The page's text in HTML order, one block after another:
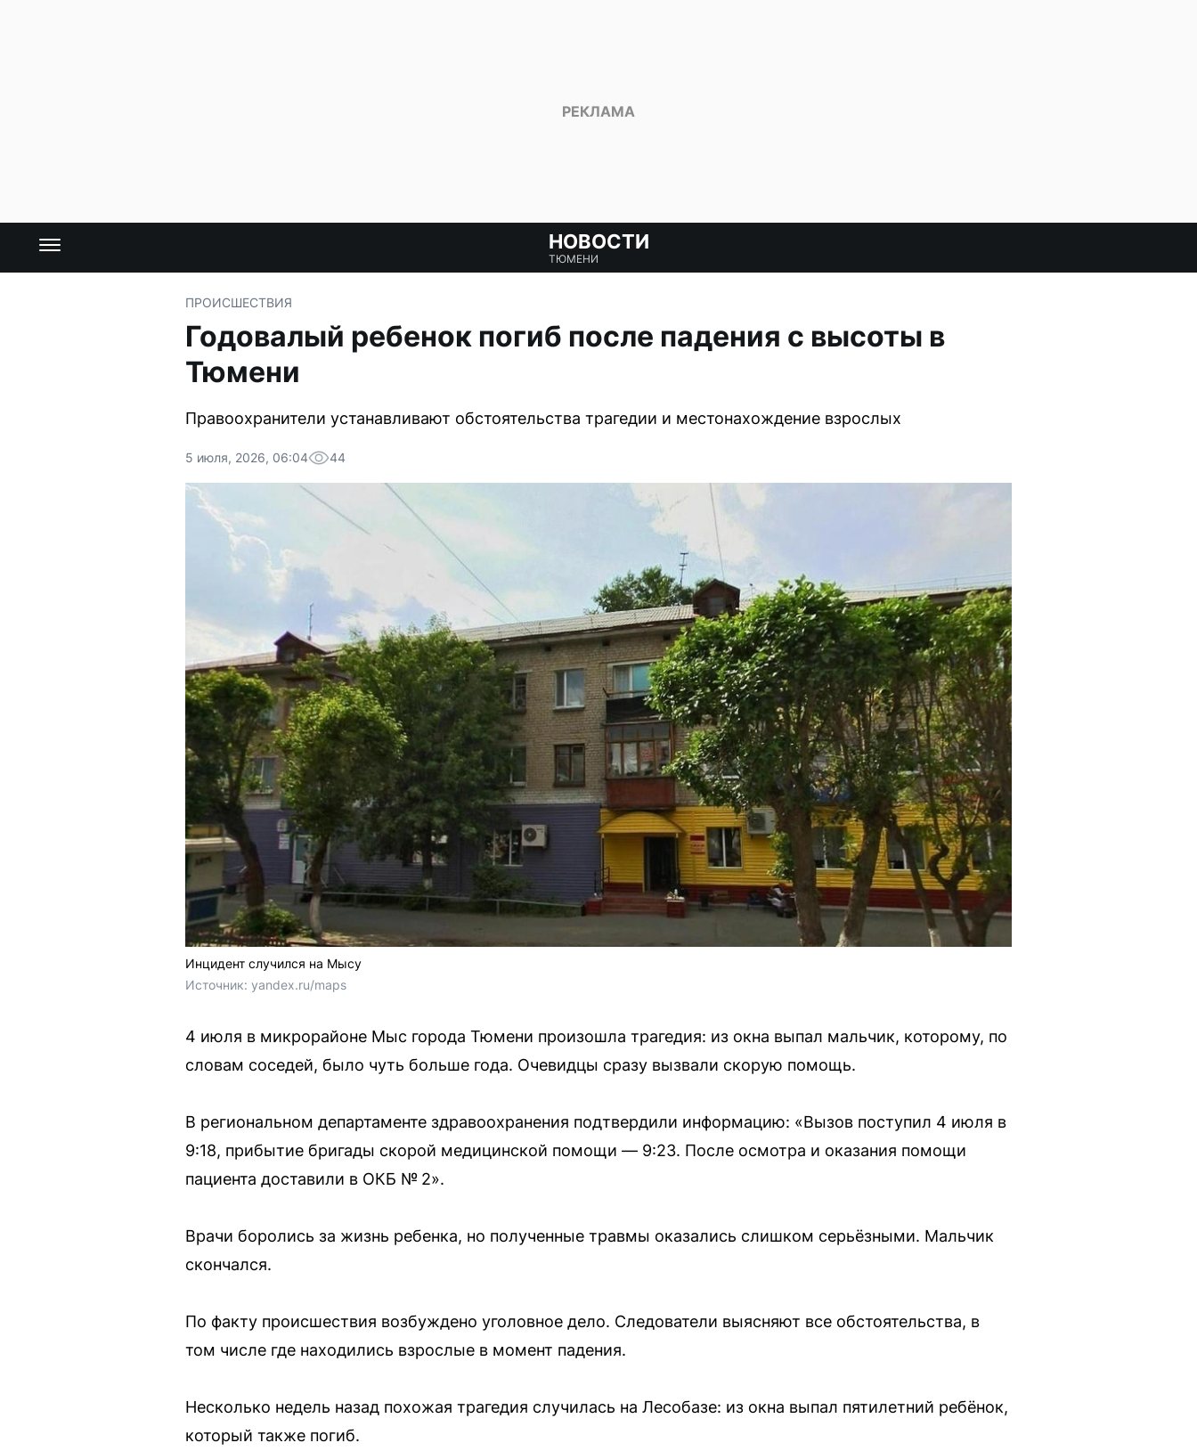
НОВОСТИ
ТЮМЕНИ
ПРОИСШЕСТВИЯ
Годовалый ребенок погиб после падения с высоты в
Тюмени
Правоохранители устанавливают обстоятельства трагедии и местонахождение взрослых
5 июля, 2026, 06:04 44
Инцидент случился на Мысу
Источник: yandex.ru/maps
4 июля в микрорайоне Мыс города Тюмени произошла трагедия: из окна выпал мальчик, которому, по
словам соседей, было чуть больше года. Очевидцы сразу вызвали скорую помощь.
В региональном департаменте здравоохранения подтвердили информацию: «Вызов поступил 4 июля в
9:18, прибытие бригады скорой медицинской помощи — 9:23. После осмотра и оказания помощи
пациента доставили в ОКБ № 2».
Врачи боролись за жизнь ребенка, но полученные травмы оказались слишком серьёзными. Мальчик
скончался.
По факту происшествия возбуждено уголовное дело. Следователи выясняют все обстоятельства, в
том числе где находились взрослые в момент падения.
Несколько недель назад похожая трагедия случилась на Лесобазе: из окна выпал пятилетний ребёнок,
который также погиб.